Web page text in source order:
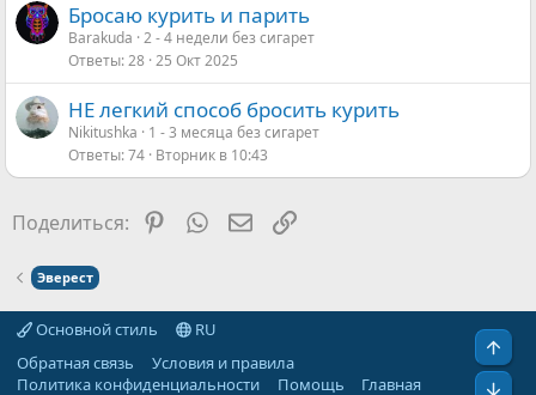
Бросаю курить и парить
Barakuda 2 - 4 недели без сигарет
Ответы 28 25 Окт 2025
НЕ легкий способ бросить курить
Nikitushka
1 - 3 месяца без сигарет
Ответы 74 Вторник в 10:43
Поделиться: Pinterest
WhatsAppЭлектронная почта
Ссылка
Эверест
Основной стиль
RU
Обратная связь
Условия и правила
Политика конфиденциальности
Помощь Главная